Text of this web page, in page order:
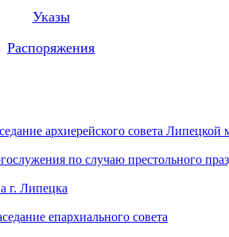
Указы
Распоряжения
архиерейского совета Липецкой
по случаю престольного
г. Липецка
епархиального совета